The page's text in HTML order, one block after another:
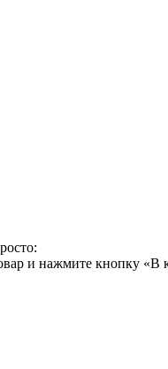
и нажмите кнопку «В